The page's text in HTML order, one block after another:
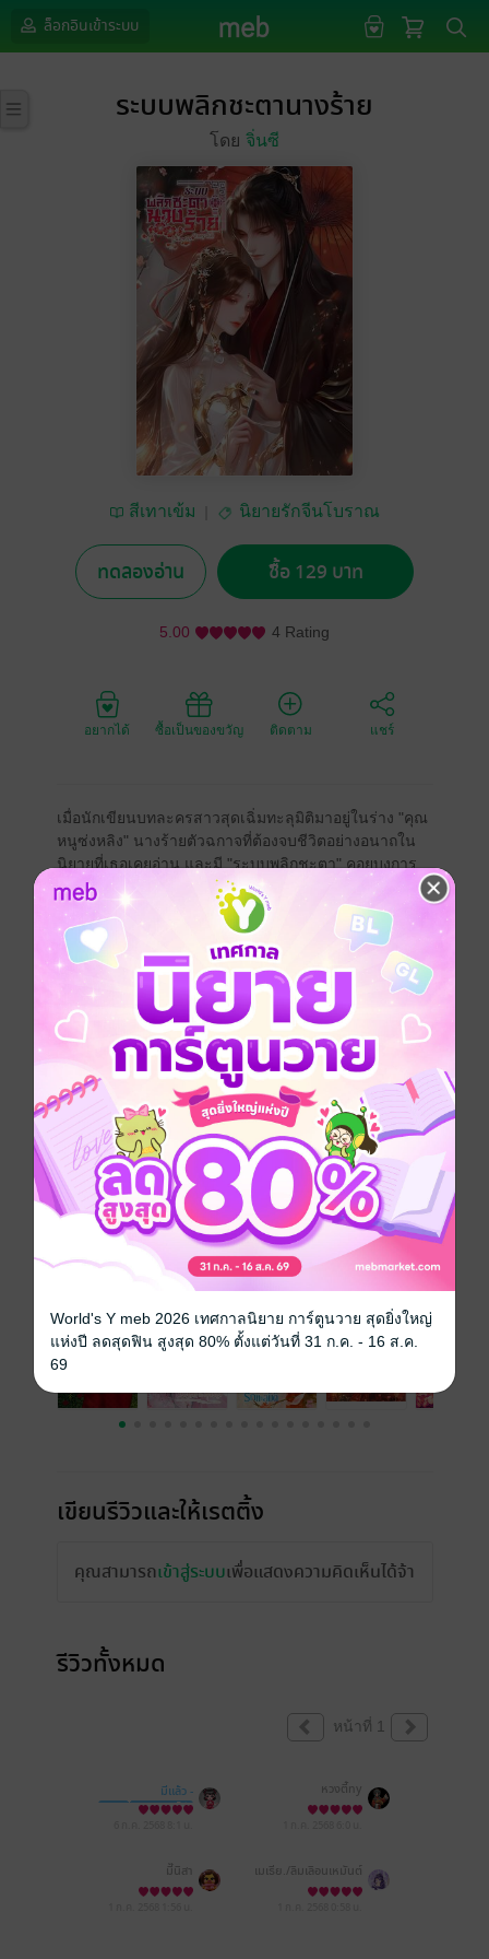
ล็อกอินเข้าระบบ
ระบบพลิกชะตานางร้าย
โดย จิ่นซี
สีเทาเข้ม นิยายรักจีนโบราณ
ทดลองอ่าน ซื้อ 129 บาท
5.00 4 Rating
อยากได้ ซื้อเป็นของขวัญ ติดตาม แชร์
เมื่อนักเขียนบทละครสาวสุดเฉิ่มทะลุมิติมาอยู่ในร่าง "คุณ
หนูซ่งหลิง" นางร้ายตัวฉกาจที่ต้องจบชีวิตอย่างอนาถใน
นิยายที่เธอเคยอ่าน และมี "ระบบพลิกชะตา" คอยบงการ
ให้ทำภารกิจสุดป่วน เพื่อเอาชีวิตรอดและคว้าหัวใจท่าน
อ๋องปีศาจที่เกลียดนางร้ายเข้าไส้!
จีนโบราณ ทะลุมิติ แฟนตาซี ย้อนยุค/พีเรียด
ท่านอ๋อง
ประเภทไฟล์ pdf, epub (สารบัญ)
วันที่วางขาย 01 กรกฎาคม 2568
ความยาว 122 หน้า (≈ 22,933 คำ)
ราคาปก 199 บาท (ประหยัด 35%)
เรื่องที่คุณน่าจะสนใจ
เขียนรีวิวและให้เรตติ้ง
คุณสามารถเข้าสู่ระบบเพื่อแสดงความคิดเห็นได้จ้า
รีวิวทั้งหมด
หน้าที่ 1
มีแล้ว -
จากนี้และตลอดไป
หวงตี้ny
มี๊นิสา เมเธีย./ลืมเลือน​เหมันต์​
World's Y meb 2026 เทศกาลนิยาย การ์ตูนวาย สุดยิ่งใหญ่
แห่งปี ลดสุดฟิน สูงสุด 80% ตั้งแต่วันที่ 31 ก.ค. - 16 ส.ค.
69